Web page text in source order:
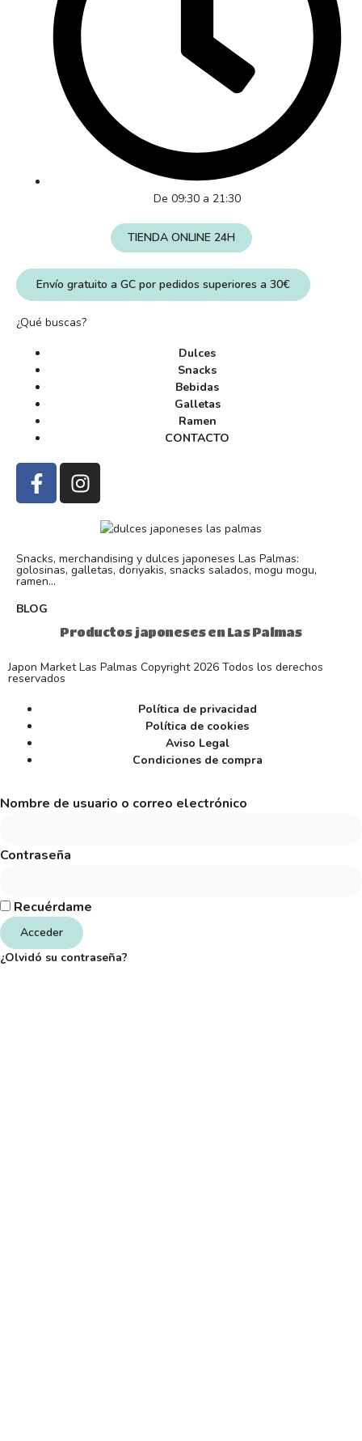
Snacks, merchandising y dulces japoneses Las Palmas:
golosinas, galletas, doriyakis, snacks salados, mogu mogu,
ramen...
BLOG
Productos japoneses en Las Palmas
¿Qué buscas?
Dulces
Snacks
Bebidas
Galletas
Ramen
CONTACTO
De 09:30 a 21:30
TIENDA ONLINE 24H
Envío gratuito a GC por pedidos superiores a 30€
Japon Market Las Palmas Copyright 2026 Todos los derechos
reservados
Política de privacidad
Política de cookies
Aviso Legal
Condiciones de compra
Nombre de usuario o correo electrónico
Contraseña
Recuérdame
Acceder
¿Olvidó su contraseña?